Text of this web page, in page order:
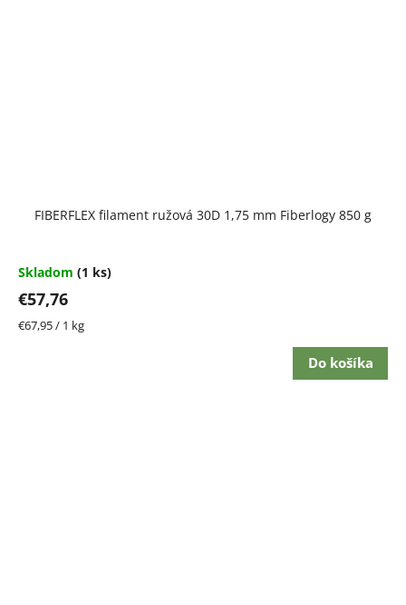
FIBERFLEX filament ružová 30D 1,75 mm Fiberlogy 850 g
Skladom (1 ks)
€57,76
Jednotková
€67,95 / 1 kg
Do košíka